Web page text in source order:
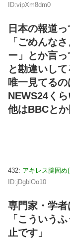
ID:vipXm8dm0
日本の報道
「ごめんな
ー」とか言
と勘違いし
唯一見てる
NEWS24く
他はBBCと
432: アキレス腱固め
ID:jDgblOo10
専門家・学
「こういう
止です」